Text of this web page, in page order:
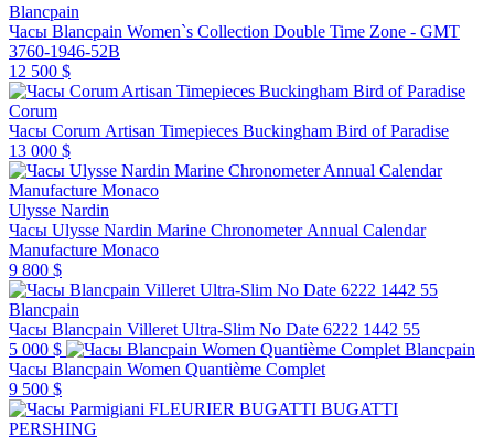
Blancpain
Часы Blancpain Women`s Collection Double Time Zone - GMT
3760-1946-52B
12 500 $
Corum
Часы Corum Artisan Timepieces Buckingham Bird of Paradise
13 000 $
Ulysse Nardin
Часы Ulysse Nardin Marine Chronometer Annual Calendar
Manufacture Monaco
9 800 $
Blancpain
Часы Blancpain Villeret Ultra-Slim No Date 6222 1442 55
5 000 $
Blancpain
Часы Blancpain Women Quantième Complet
9 500 $